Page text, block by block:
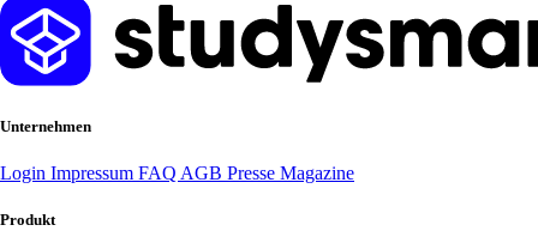
Unternehmen
Login Impressum FAQ AGB Presse Magazine
Produkt